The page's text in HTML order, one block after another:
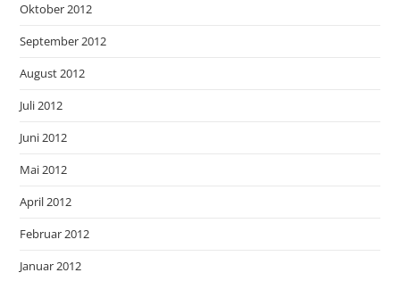
Oktober 2012
September 2012
August 2012
Juli 2012
Juni 2012
Mai 2012
April 2012
Februar 2012
Januar 2012